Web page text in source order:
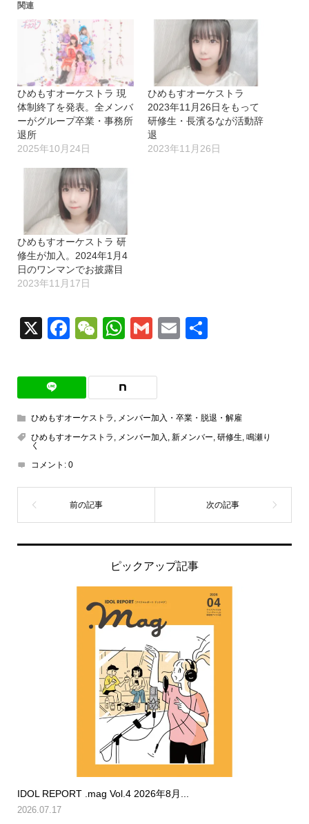
関連
ひめもすオーケストラ 現
体制終了を発表。全メンバ
ーがグループ卒業・事務所
退所
2025年10月24日
ひめもすオーケストラ
2023年11月26日をもって
研修生・長濱るなが活動辞
退
2023年11月26日
ひめもすオーケストラ 研
修生が加入。2024年1月4
日のワンマンでお披露目
2023年11月17日
X Facebook
WeChat
WhatsApp
GmailEmail
ひめもすオーケストラ
メンバー加入・卒業・脱退・解雇
ひめもすオーケストラ
メンバー加入 新メンバー 研修生 鳴瀬り
く
コメント: 0
ピックアップ記事
IDOL REPORT .mag Vol.4 2026年8月...
2026.07.17